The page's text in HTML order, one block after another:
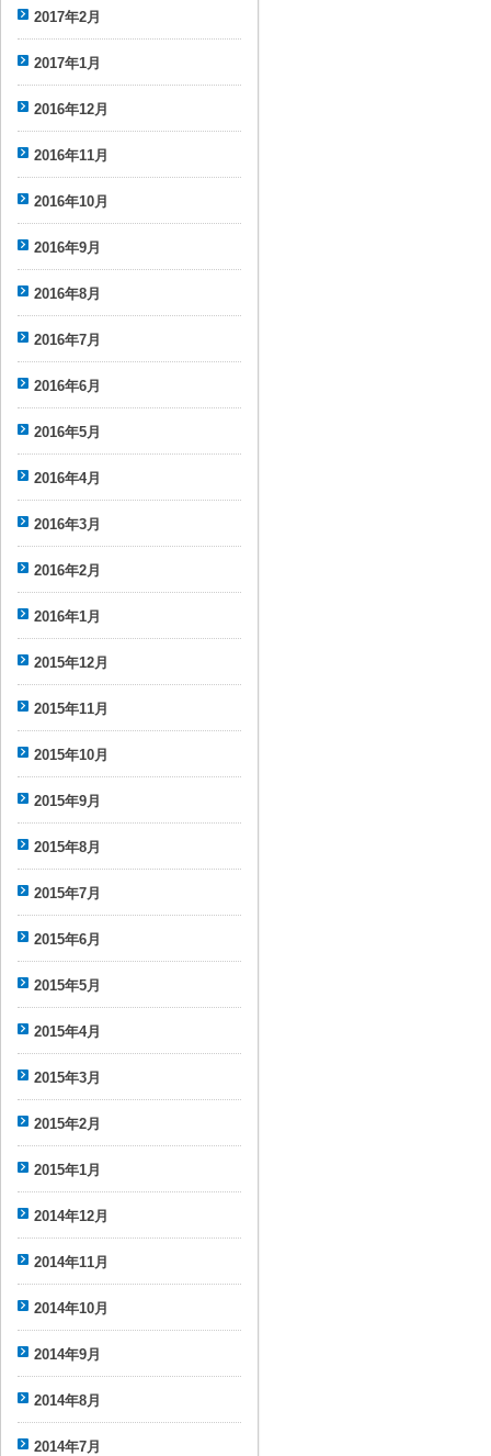
2017年2月
2017年1月
2016年12月
2016年11月
2016年10月
2016年9月
2016年8月
2016年7月
2016年6月
2016年5月
2016年4月
2016年3月
2016年2月
2016年1月
2015年12月
2015年11月
2015年10月
2015年9月
2015年8月
2015年7月
2015年6月
2015年5月
2015年4月
2015年3月
2015年2月
2015年1月
2014年12月
2014年11月
2014年10月
2014年9月
2014年8月
2014年7月